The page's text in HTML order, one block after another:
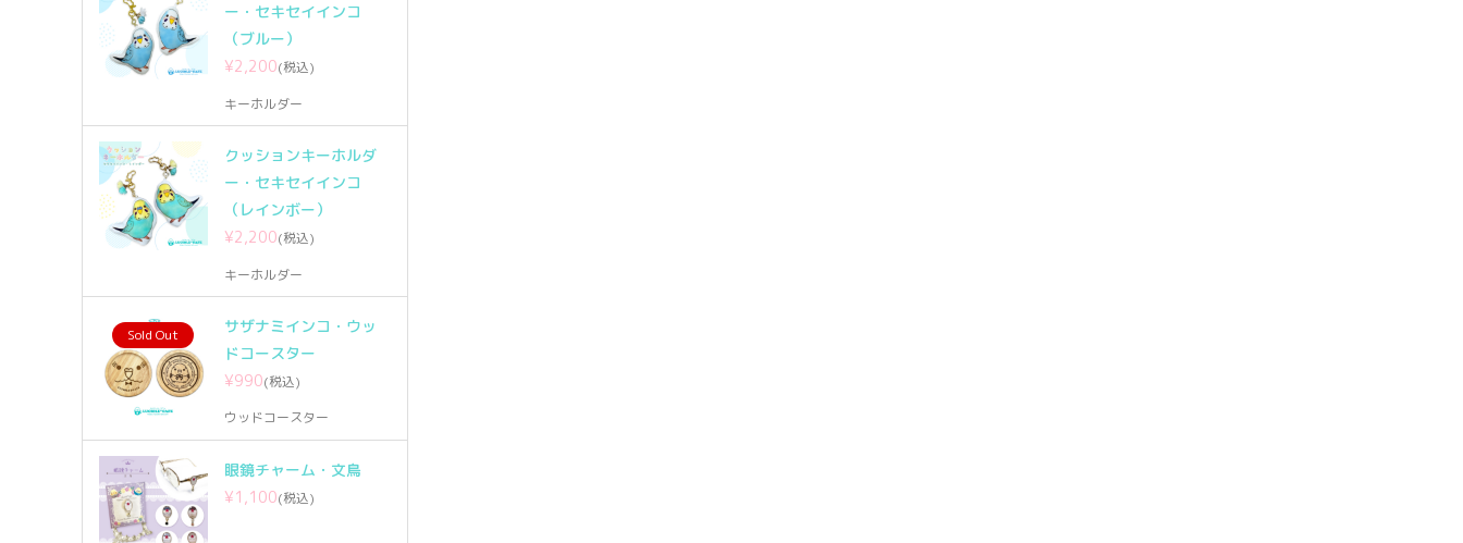
ー・セキセイインコ
（ブルー）
¥2,200(税込)
キーホルダー
クッションキーホルダ
ー・セキセイインコ
（レインボー）
¥2,200(税込)
キーホルダー
Sold Out
サザナミインコ・ウッ
ドコースター
¥990(税込)
ウッドコースター
眼鏡チャーム・文鳥
¥1,100(税込)